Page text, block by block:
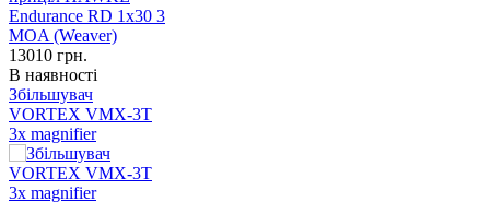
13010 грн.
В наявності
Збільшувач
VORTEX VMX-3T
3x magnifier